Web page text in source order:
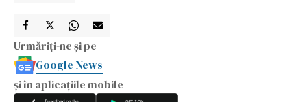
Urmăriți-ne și pe
Google News
și în aplicațiile mobile